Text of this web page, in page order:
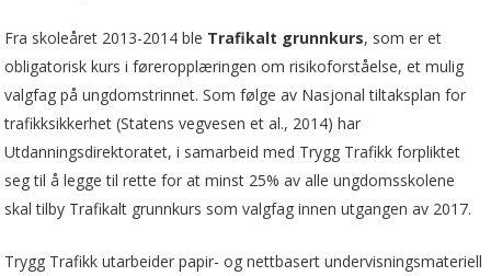
Fra skoleåret 2013-2014 ble Trafikalt grunnkurs, som er et
obligatorisk kurs i føreropplæringen om risikoforståelse, et mulig
valgfag på ungdomstrinnet. Som følge av Nasjonal tiltaksplan for
trafikksikkerhet (Statens vegvesen et al., 2014) har
Utdanningsdirektoratet, i samarbeid med Trygg Trafikk forpliktet
seg til å legge til rette for at minst 25% av alle ungdomsskolene
skal tilby Trafikalt grunnkurs som valgfag innen utgangen av 2017.
Trygg Trafikk utarbeider papir- og nettbasert undervisningsmateriell